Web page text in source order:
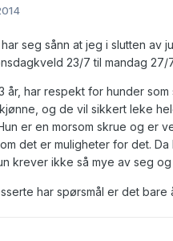
seg sånn at jeg i slutten av
23/7 til mandag
år, har respekt for hunder
og de vil sikkert leke
er en morsom skrue og er
det er muligheter for det.
krever ikke så mye av seg
har spørsmål er det bare